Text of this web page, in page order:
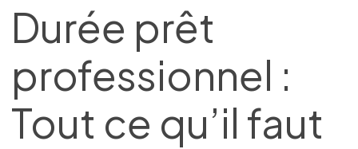
Durée prêt
professionnel :
Tout ce qu’il faut